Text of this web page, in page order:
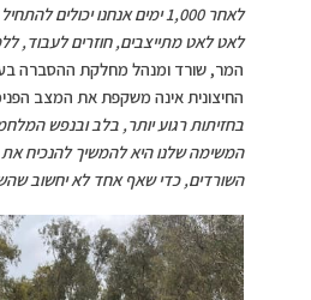
לאחר 1,000 ימים אנחנו יכולים
לאט לאט מתייצבים, חוזרים לעבוד,
המר, שורד ומנהל מחלקת ההסברה
החיצונית אינה משקפת את המצב
בחזיתות רגוע יותר, בלב ובנפש
המשימה שלנו היא להמשיך להנכיח
השורדים, כדי שאף אחד לא יחשוב